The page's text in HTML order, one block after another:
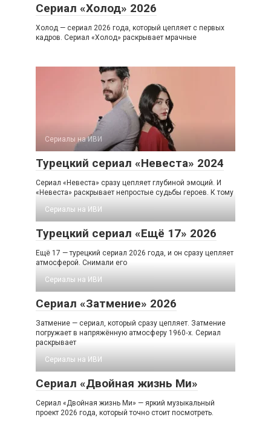
Сериал «Холод» 2026
Холод — сериал 2026 года, который цепляет с первых
кадров. Сериал «Холод» раскрывает мрачные
Сериалы на ИВИ
Турецкий сериал «Невеста» 2024
Сериал «Невеста» сразу цепляет глубиной эмоций. И
«Невеста» раскрывает непростые судьбы героев. К тому
Сериалы на ИВИ
Турецкий сериал «Ещё 17» 2026
Ещё 17 — турецкий сериал 2026 года, и он сразу цепляет
атмосферой. Снимали его
Сериалы на ИВИ
Сериал «Затмение» 2026
Затмение — сериал, который сразу цепляет. Затмение
погружает в напряжённую атмосферу 1960‑х. Сериал
раскрывает
Сериалы на ИВИ
Сериал «Двойная жизнь Ми»
Сериал «Двойная жизнь Ми» — яркий музыкальный
проект 2026 года, который точно стоит посмотреть.